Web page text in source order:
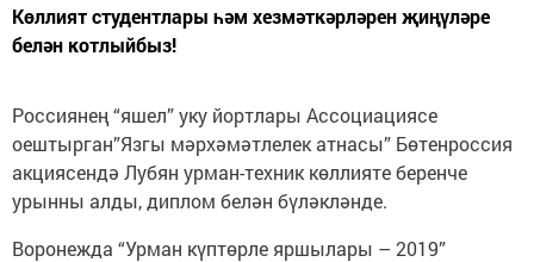
Көллият студентлары һәм хезмәткәрләрен җиңүләре
белән котлыйбыз!
Россиянең “яшел” уку йортлары Ассоциациясе
оештырган”Язгы мәрхәмәтлелек атнасы” Бөтенроссия
акциясендә Лубян урман-техник көллияте беренче
урынны алды, диплом белән бүләкләнде.
Воронежда “Урман күптөрле яршылары – 2019”